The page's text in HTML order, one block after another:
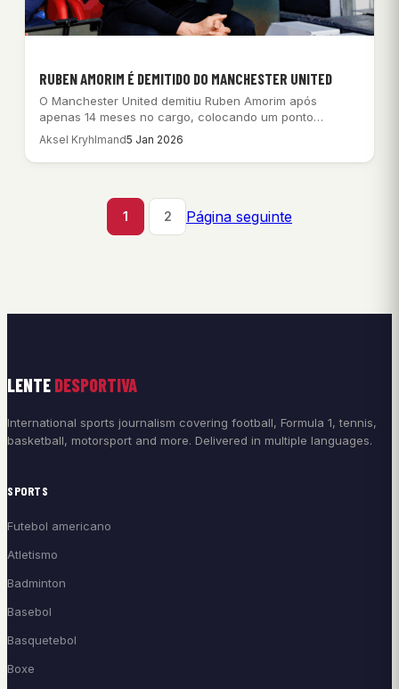
RUBEN AMORIM É DEMITIDO DO MANCHESTER UNITED
O Manchester United demitiu Ruben Amorim após
apenas 14 meses no cargo, colocando um ponto…
Aksel Kryhlmand5 Jan 2026
1 2 Página seguinte
LENTE DESPORTIVA
International sports journalism covering football, Formula 1, tennis,
basketball, motorsport and more. Delivered in multiple languages.
SPORTS
Futebol americano
Atletismo
Badminton
Basebol
Basquetebol
Boxe